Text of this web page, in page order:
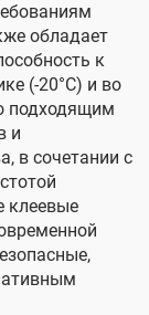
обладает
к
(-20°C) и во
подходящим
и
в сочетании с
клеевые